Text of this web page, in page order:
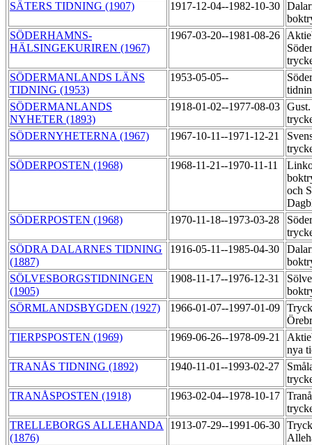
SÄTERS TIDNING (1907)
1917-12-04--1982-10-30
SÖDERHAMNS-
HÄLSINGEKURIREN (1967)
1967-03-20--1981-08-26
SÖDERMANLANDS LÄNS
TIDNING (1953)
1953-05-05--
SÖDERMANLANDS
NYHETER (1893)
1918-01-02--1977-08-03
SÖDERNYHETERNA (1967)
1967-10-11--1971-12-21
SÖDERPOSTEN (1968)
1968-11-21--1970-11-11
och
SÖDERPOSTEN (1968)
1970-11-18--1973-03-28
SÖDRA DALARNES TIDNING
(1887)
1916-05-11--1985-04-30
SÖLVESBORGSTIDNINGEN
(1905)
1908-11-17--1976-12-31
SÖRMLANDSBYGDEN (1927)
1966-01-07--1997-01-09
TIERPSPOSTEN (1969)
1969-06-26--1978-09-21
nya
TRANÅS TIDNING (1892)
1940-11-01--1993-02-27
TRANÅSPOSTEN (1918)
1963-02-04--1978-10-17
TRELLEBORGS ALLEHANDA
(1876)
1913-07-29--1991-06-30